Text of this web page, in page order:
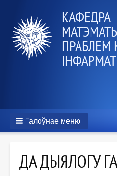
КАФЕДРА
ПРАБЛЕМ
Галоўнае меню
ДА ДЫЯЛОГУ